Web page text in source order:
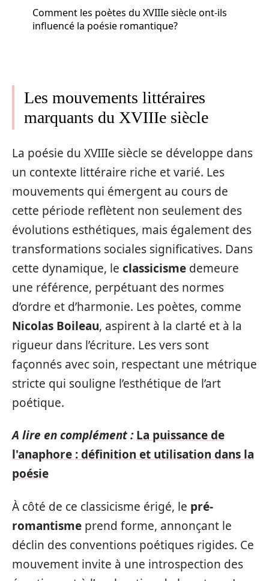
Comment les poètes du XVIIIe siècle ont-ils
influencé la poésie romantique?
Les mouvements littéraires
marquants du XVIIIe siècle
La poésie du XVIIIe siècle se développe dans
un contexte littéraire riche et varié. Les
mouvements qui émergent au cours de
cette période reflètent non seulement des
évolutions esthétiques, mais également des
transformations sociales significatives. Dans
cette dynamique, le classicisme demeure
une référence, perpétuant des normes
d’ordre et d’harmonie. Les poètes, comme
Nicolas Boileau, aspirent à la clarté et à la
rigueur dans l’écriture. Les vers sont
façonnés avec soin, respectant une métrique
stricte qui souligne l’esthétique de l’art
poétique.
A lire en complément : La puissance de
l'anaphore : définition et utilisation dans la
poésie
À côté de ce classicisme érigé, le pré-
romantisme prend forme, annonçant le
déclin des conventions poétiques rigides. Ce
mouvement invite à une introspection des